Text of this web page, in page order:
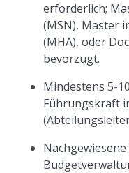
erforderlich;
(MSN), Master
(MHA), oder
bevorzugt.
Mindestens 5-
Führungskraft